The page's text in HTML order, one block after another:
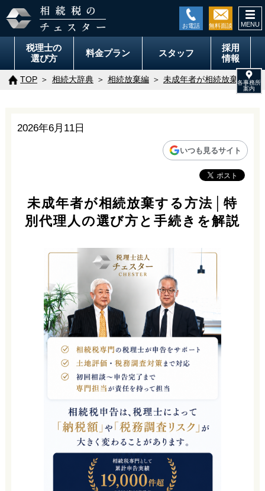
税理士の
選び方
料金プラン スタッフ
採用
情報
TOP 相続大辞典 相続放棄編 未成年者が相続放棄する
2026年6月11日
いつも見るサイト
未成年者が相続放棄する方法│特
別代理人の選び方と手続きを解説